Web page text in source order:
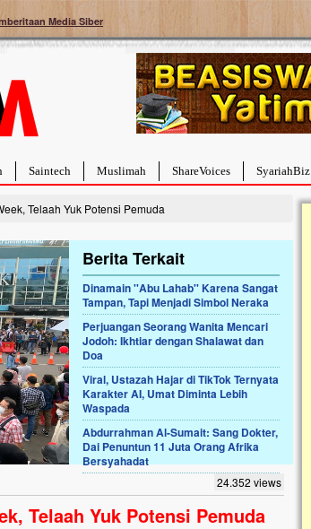
Media Siber
Saintech Muslimah ShareVoices SyariahBiz
Telaah Yuk Potensi Pemuda
Berita Terkait
Dinamain ''Abu Lahab'' Karena Sangat
Tampan, Tapi Menjadi Simbol Neraka
Perjuangan Seorang Wanita Mencari
Jodoh: Ikhtiar dengan Shalawat dan
Doa
Viral, Ustazah Hajar di TikTok Ternyata
Karakter AI, Umat Diminta Lebih
Waspada
Abdurrahman Al-Sumait: Sang Dokter,
Dai Penuntun 11 Juta Orang Afrika
Bersyahadat
24.352 views
Telaah Yuk Potensi Pemuda
Dari
baru
ini harus
yaitu tumor
Lima Tahun Mangkrak, Masjid di
Pelosok ini Mengenaskan. Ayo Bantu.!!
Nasib masjid di Kampung Cilumbu ini sungguh
mengenaskan. Lima tahun mangkrak, kini nyaris
berlumut, dan menghitam terpapar panas dan